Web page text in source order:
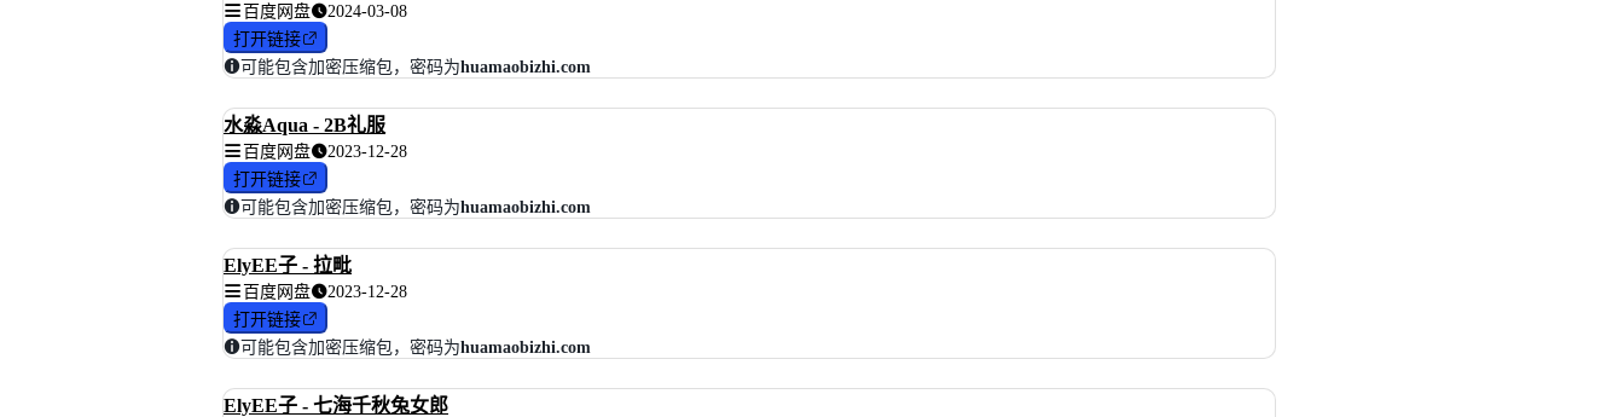
百度网盘 2024-03-08
打开链接
可能包含加密压缩包，密码为huamaobizhi.com
水淼Aqua - 2B礼服
百度网盘 2023-12-28
打开链接
可能包含加密压缩包，密码为huamaobizhi.com
ElyEE子 - 拉毗
百度网盘 2023-12-28
打开链接
可能包含加密压缩包，密码为huamaobizhi.com
ElyEE子 - 七海千秋兔女郎